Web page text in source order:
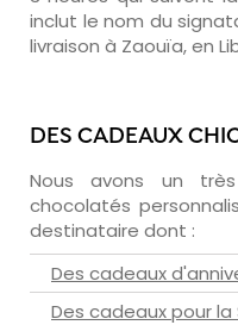
inclut le nom du
livraison à Zaouïa, en
DES CADEAUX
Nous avons un
chocolatés
destinataire dont :
Des cadeaux
Des cadeaux pour